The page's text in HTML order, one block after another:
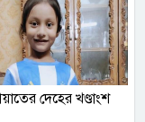
দেহের খণ্ডাংশ